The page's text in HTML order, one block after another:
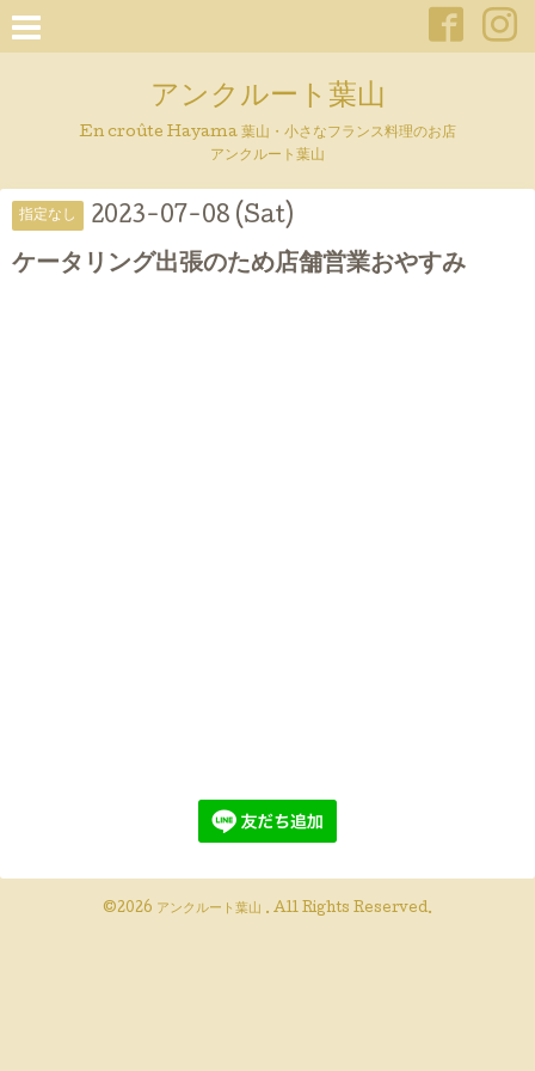
アンクルート葉山
En croûte Hayama 葉山・小さなフランス料理のお店
アンクルート葉山
指定なし 2023-07-08 (Sat)
ケータリング出張のため店舗営業おやすみ
©2026 アンクルート葉山 . All Rights Reserved.